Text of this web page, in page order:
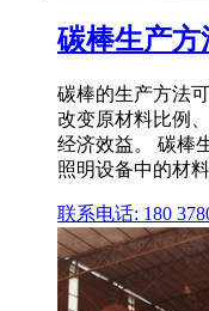
碳棒生产方
碳棒的生产方法
改变原材料比例
经济效益。 碳棒
照明设备中的材
联系电话: 180